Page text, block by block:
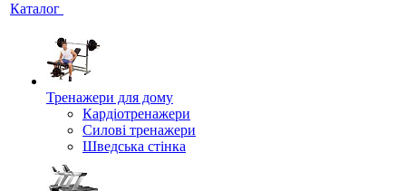
Каталог
Тренажери для дому
Кардіотренажери
Силові тренажери
Шведська стінка